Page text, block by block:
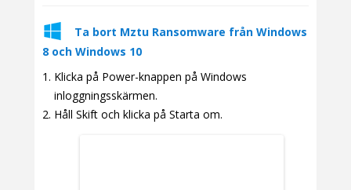
Ta bort Mztu Ransomware från Windows
8 och Windows 10
Klicka på Power-knappen på Windows
inloggningsskärmen.
Håll Skift och klicka på Starta om.